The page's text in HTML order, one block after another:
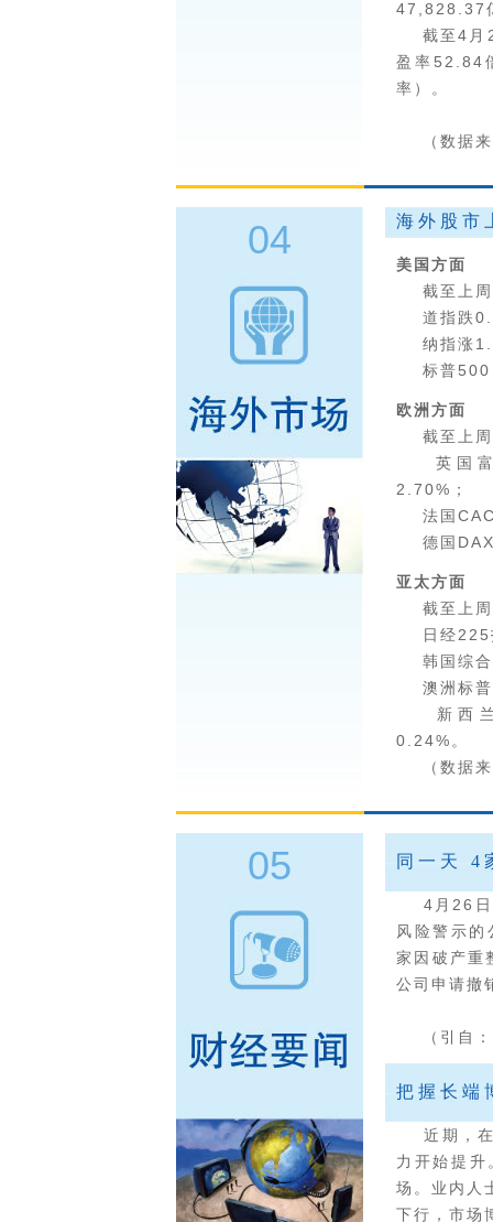
47,828.37
截至4月
盈率52.84
率）。
（数据来
04 海外股市
美国方面
截至上周
道指跌
纳指涨
标普500
欧洲方面
截至上周
英国富
2.70%；
法国
德国DAX
亚太方面
截至上周
日经225
韩国综合
澳洲标普
新西兰
0.24%。
（数据来
05 同一天 4
4月26日
风险警示
家因破产重
公司申请撤
（引自：
把握长端
近期，在
力开始提
场。业内人
下行，市场